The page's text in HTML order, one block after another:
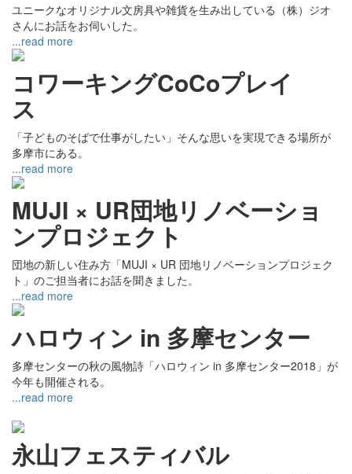
ユニークなオリジナル文房具や雑貨を生み出している（株）ジオ
さんにお話をお伺いした。
...read more
コワーキングCoCoプレイ
ス
「子どものそばで仕事がしたい」そんな思いを実現できる場所が
多摩市にある。
...read more
MUJI × UR団地リノベーショ
ンプロジェクト
団地の新しい住み方「MUJI × UR 団地リノベーションプロジェク
ト」のご担当者にお話を聞きました。
...read more
ハロウィン in 多摩センター
多摩センターの秋の風物詩「ハロウィン in 多摩センター2018」が
今年も開催される。
...read more
永山フェスティバル